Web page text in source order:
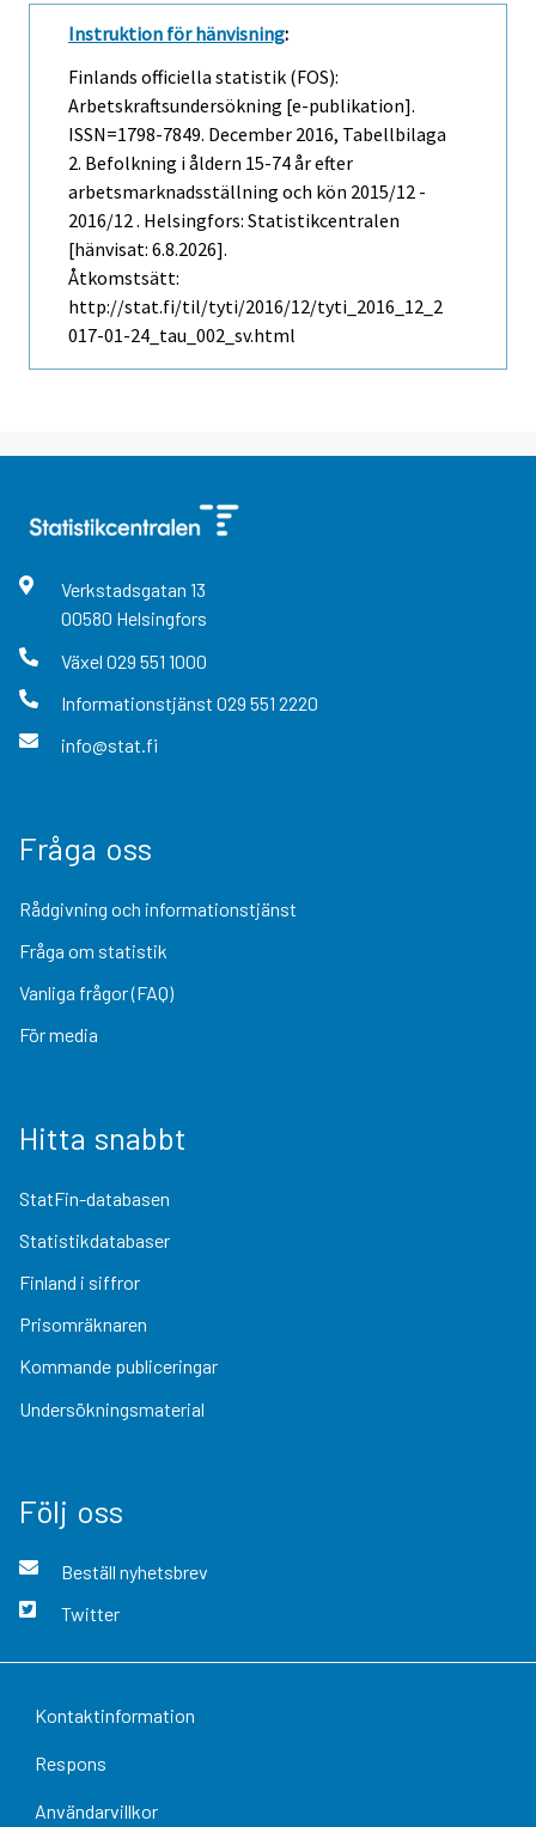
Instruktion för hänvisning:
Finlands officiella statistik (FOS):
Arbetskraftsundersökning [e-publikation].
ISSN=1798-7849. December 2016, Tabellbilaga
2. Befolkning i åldern 15-74 år efter
arbetsmarknadsställning och kön 2015/12 -
2016/12 . Helsingfors: Statistikcentralen
[hänvisat: 6.8.2026].
Åtkomstsätt:
http://stat.fi/til/tyti/2016/12/tyti_2016_12_2
017-01-24_tau_002_sv.html
Verkstadsgatan 13
00580 Helsingfors
Växel 029 551 1000
Informationstjänst 029 551 2220
info@stat.fi
Fråga oss
Rådgivning och informationstjänst
Fråga om statistik
Vanliga frågor (FAQ)
För media
Hitta snabbt
StatFin-databasen
Statistikdatabaser
Finland i siffror
Prisomräknaren
Kommande publiceringar
Undersökningsmaterial
Följ oss
Beställ nyhetsbrev
Twitter
Kontaktinformation
Respons
Användarvillkor